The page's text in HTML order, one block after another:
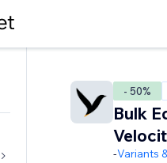
- 50%
Bulk
-Variants